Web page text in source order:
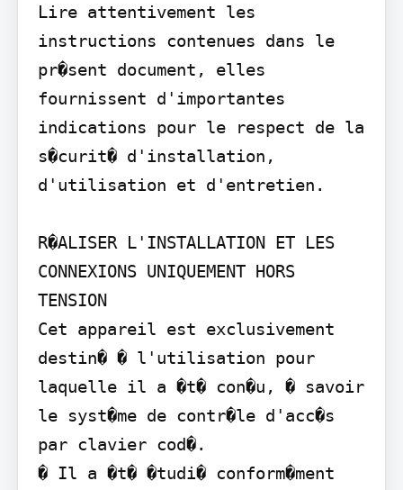
Lire attentivement les
instructions contenues dans le
pr�sent document, elles
fournissent d'importantes
indications pour le respect de la
s�curit� d'installation,
d'utilisation et d'entretien.
R�ALISER L'INSTALLATION ET LES
CONNEXIONS UNIQUEMENT HORS
TENSION
Cet appareil est exclusivement
destin� � l'utilisation pour
laquelle il a �t� con�u, � savoir
le syst�me de contr�le d'acc�s
par clavier cod�.
� Il a �t� �tudi� conform�ment